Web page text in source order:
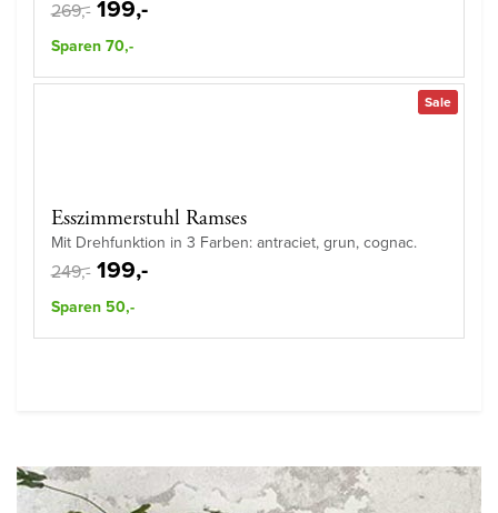
269,- 199,-
Sparen 70,-
Sale
Esszimmerstuhl Ramses
Mit Drehfunktion in 3 Farben: antraciet, grun, cognac.
249,- 199,-
Sparen 50,-